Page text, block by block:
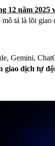
12 năm 2025
tả là lõi giao
Gemini,
giao dịch tự